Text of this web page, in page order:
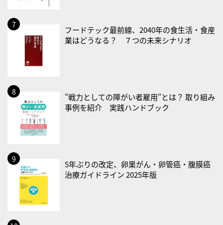
・職場の健康診断実施強化月間
・大腸がん検診の日
・防災の日
・世界アルツハイマー月間
・健康増進普及月間
・歯ヂカラ探究月間
・職場の健康診断実施強化月間
・がん征圧月間
・世界アルツハイマー月間
・健康増進普及月間
・歯ヂカラ探究月間
・職場の健康診断実施強化月間
フードテック最前線、2040年の食生活・食産
業はどうなる？ ７つの未来シナリオ
“戦力としての障がい者雇用”とは？ 取り組み
事例を紹介 実践ハンドブック
5年ぶりの改定、卵巣がん・卵管癌・腹膜癌
治療ガイドライン 2025年版